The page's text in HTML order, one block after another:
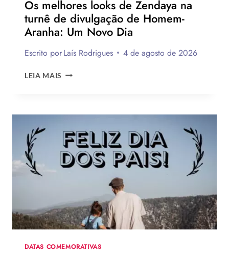
Os melhores looks de Zendaya na
turnê de divulgação de Homem-
Aranha: Um Novo Dia
Escrito porLaís Rodrigues 4 de agosto de 2026
LEIA MAIS OS
ZENDAYA
TURNÊ
DE
DIVULGAÇÃO
DE
UM
NOVO
DIA
DATAS COMEMORATIVAS